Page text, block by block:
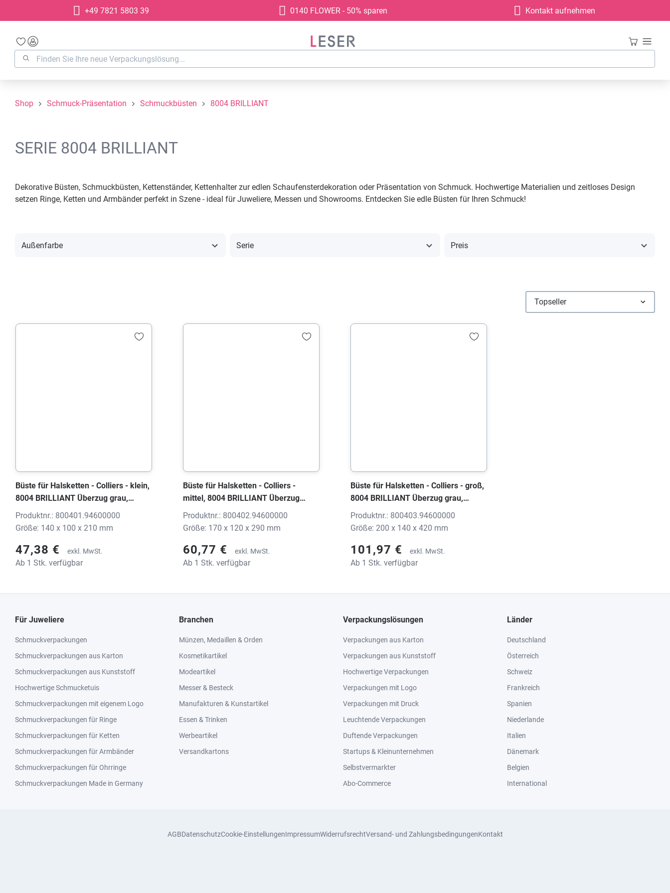
Zur Hauptnavigation springen
+49 7821 5803 39 0140 FLOWER - 50% sparen Kontakt aufnehmen
Shop Schmuck-Präsentation Schmuckbüsten 8004 BRILLIANT
SERIE 8004 BRILLIANT
Dekorative Büsten, Schmuckbüsten, Kettenständer, Kettenhalter zur edlen Schaufensterdekoration oder Präsentation von Schmuck. Hochwertige Materialien und zeitloses Design
setzen Ringe, Ketten und Armbänder perfekt in Szene - ideal für Juweliere, Messen und Showrooms. Entdecken Sie edle Büsten für Ihren Schmuck!
Außenfarbe Serie Preis
Büste für Halsketten - Colliers - klein,
8004 BRILLIANT Überzug grau,
140x100x210 mm, ohne Druck
Produktnr.: 800401.94600000
Größe: 140 x 100 x 210 mm
47,38 € exkl. MwSt.
Ab 1 Stk. verfügbar
Büste für Halsketten - Colliers -
mittel, 8004 BRILLIANT Überzug
grau, 170x120x290 mm, ohne Druck
Produktnr.: 800402.94600000
Größe: 170 x 120 x 290 mm
60,77 € exkl. MwSt.
Ab 1 Stk. verfügbar
Büste für Halsketten - Colliers - groß,
8004 BRILLIANT Überzug grau,
200x140x420 mm, ohne Druck
Produktnr.: 800403.94600000
Größe: 200 x 140 x 420 mm
101,97 € exkl. MwSt.
Ab 1 Stk. verfügbar
Für Juweliere
Schmuckverpackungen
Schmuckverpackungen aus Karton
Schmuckverpackungen aus Kunststoff
Hochwertige Schmucketuis
Schmuckverpackungen mit eigenem Logo
Schmuckverpackungen für Ringe
Schmuckverpackungen für Ketten
Schmuckverpackungen für Armbänder
Schmuckverpackungen für Ohrringe
Schmuckverpackungen Made in Germany
Branchen
Münzen, Medaillen & Orden
Kosmetikartikel
Modeartikel
Messer & Besteck
Manufakturen & Kunstartikel
Essen & Trinken
Werbeartikel
Versandkartons
Verpackungslösungen
Verpackungen aus Karton
Verpackungen aus Kunststoff
Hochwertige Verpackungen
Verpackungen mit Logo
Verpackungen mit Druck
Leuchtende Verpackungen
Duftende Verpackungen
Startups & Kleinunternehmen
Selbstvermarkter
Abo-Commerce
Länder
Deutschland
Österreich
Schweiz
Frankreich
Spanien
Niederlande
Italien
Dänemark
Belgien
International
AGBDatenschutzCookie-EinstellungenImpressumWiderrufsrechtVersand- und ZahlungsbedingungenKontakt